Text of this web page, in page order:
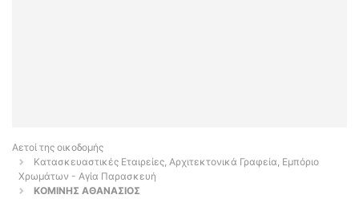
Αετοί της οικοδομής
Κατασκευαστικές Εταιρείες, Αρχιτεκτονικά Γραφεία, Εμπόριο
Χρωμάτων - Αγία Παρασκευή
ΚΟΜΙΝΗΣ ΑΘΑΝΑΣΙΟΣ